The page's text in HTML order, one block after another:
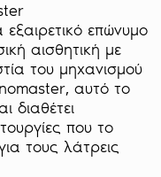
επώνυμο
αισθητική με
του μηχανισμού
αυτό το
διαθέτει
που το
τους λάτρεις